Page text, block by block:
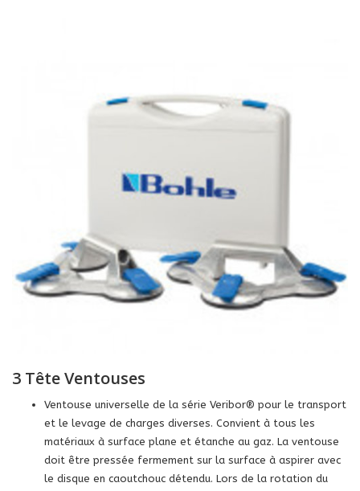
3 Tête Ventouses
Ventouse universelle de la série Veribor® pour le transport
et le levage de charges diverses. Convient à tous les
matériaux à surface plane et étanche au gaz. La ventouse
doit être pressée fermement sur la surface à aspirer avec
le disque en caoutchouc détendu. Lors de la rotation du